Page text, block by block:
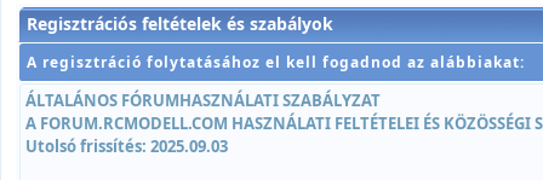
Regisztrációs feltételek és szabályok
A regisztráció folytatásához el kell fogadnod az alábbiakat:
ÁLTALÁNOS FÓRUMHASZNÁLATI SZABÁLYZAT
A FORUM.RCMODELL.COM HASZNÁLATI FELTÉTELEI ÉS KÖZÖSSÉGI
Utolsó frissítés: 2025.09.03